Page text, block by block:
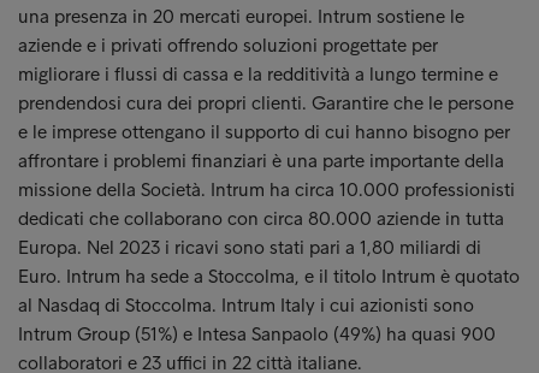
una presenza in 20 mercati europei. Intrum sostiene le
aziende e i privati offrendo soluzioni progettate per
migliorare i flussi di cassa e la redditività a lungo termine e
prendendosi cura dei propri clienti. Garantire che le persone
e le imprese ottengano il supporto di cui hanno bisogno per
affrontare i problemi finanziari è una parte importante della
missione della Società. Intrum ha circa 10.000 professionisti
dedicati che collaborano con circa 80.000 aziende in tutta
Europa. Nel 2023 i ricavi sono stati pari a 1,80 miliardi di
Euro. Intrum ha sede a Stoccolma, e il titolo Intrum è quotato
al Nasdaq di Stoccolma. Intrum Italy i cui azionisti sono
Intrum Group (51%) e Intesa Sanpaolo (49%) ha quasi 900
collaboratori e 23 uffici in 22 città italiane.